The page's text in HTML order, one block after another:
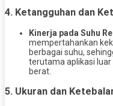
4. Ketangguhan dan
Kinerja pada Suhu
mempertahankan
berbagai suhu,
terutama aplikasi
berat.
5. Ukuran dan